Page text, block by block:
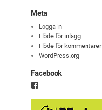
Meta
Logga in
Flöde för inlägg
Flöde för kommentarer
WordPress.org
Facebook